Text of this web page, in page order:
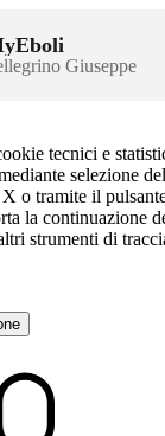
Giuseppe
tecnici e
selezione
o tramite il
la continuazione
strumenti di